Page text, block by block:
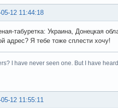
05-12 11:44:18
табуретка: Украина, Донецкая
адрес? Я тебе тоже сплести хочу!
I have never seen one. But I have
12 11:55:11